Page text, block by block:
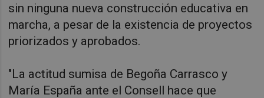
sin ninguna nueva construcción educativa en
marcha, a pesar de la existencia de proyectos
priorizados y aprobados.
"La actitud sumisa de Begoña Carrasco y
María España ante el Consell hace que